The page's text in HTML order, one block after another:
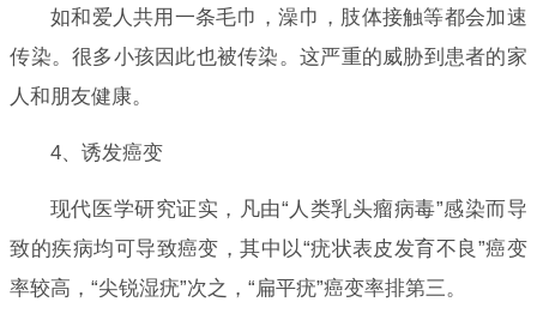
如和爱人共用一条毛巾，澡巾，肢体接触等都会加速
传染。很多小孩因此也被传染。这严重的威胁到患者的家
人和朋友健康。
4、诱发癌变
现代医学研究证实，凡由“人类乳头瘤病毒”感染而导
致的疾病均可导致癌变，其中以“疣状表皮发育不良”癌变
率较高，“尖锐湿疣”次之，“扁平疣”癌变率排第三。